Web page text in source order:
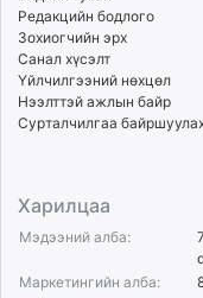
Редакцийн бодлого
Зохиогчийн эрх
Санал хүсэлт
Үйлчилгээний нөхцөл
Нээлттэй ажлын байр
Сурталчилгаа
Харилцаа
Мэдээний алба:
Маркетингийн алба: